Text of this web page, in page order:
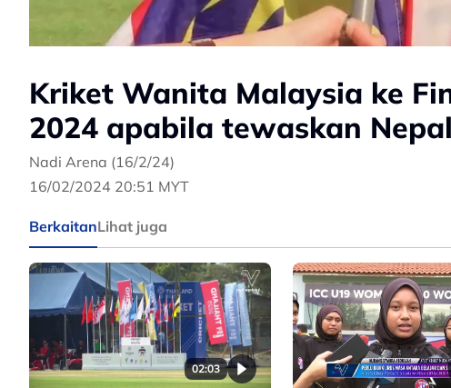
Kriket Wanita Malaysia ke
2024 apabila tewaskan Nepal
Nadi Arena (16/2/24)
16/02/2024 20:51 MYT
BerkaitanLihat juga
02:03